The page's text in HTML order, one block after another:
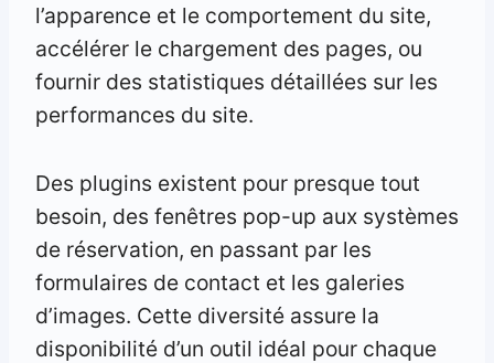
l’apparence et le comportement du site,
accélérer le chargement des pages, ou
fournir des statistiques détaillées sur les
performances du site.
Des plugins existent pour presque tout
besoin, des fenêtres pop-up aux systèmes
de réservation, en passant par les
formulaires de contact et les galeries
d’images. Cette diversité assure la
disponibilité d’un outil idéal pour chaque